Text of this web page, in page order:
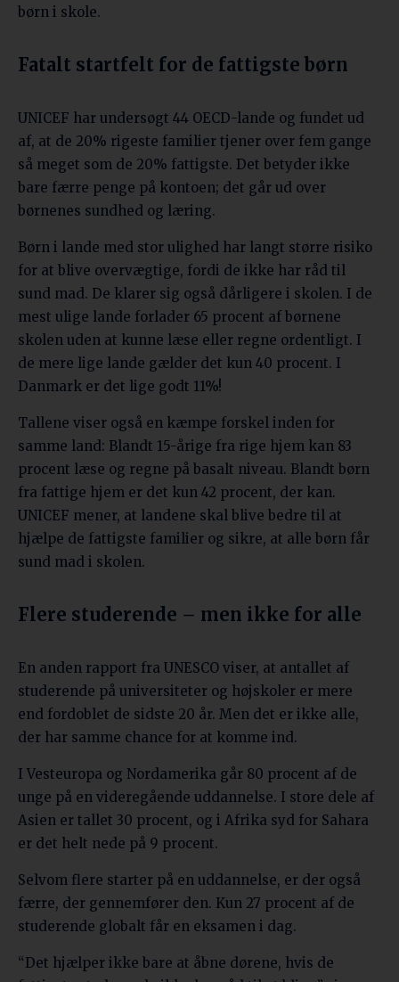
børn i skole.
Fatalt startfelt for de fattigste børn
UNICEF har undersøgt 44 OECD-lande og fundet ud
af, at de 20% rigeste familier tjener over fem gange
så meget som de 20% fattigste. Det betyder ikke
bare færre penge på kontoen; det går ud over
børnenes sundhed og læring.
Børn i lande med stor ulighed har langt større risiko
for at blive overvægtige, fordi de ikke har råd til
sund mad. De klarer sig også dårligere i skolen. I de
mest ulige lande forlader 65 procent af børnene
skolen uden at kunne læse eller regne ordentligt. I
de mere lige lande gælder det kun 40 procent. I
Danmark er det lige godt 11%!
Tallene viser også en kæmpe forskel inden for
samme land: Blandt 15-årige fra rige hjem kan 83
procent læse og regne på basalt niveau. Blandt børn
fra fattige hjem er det kun 42 procent, der kan.
UNICEF mener, at landene skal blive bedre til at
hjælpe de fattigste familier og sikre, at alle børn får
sund mad i skolen.
Flere studerende – men ikke for alle
En anden rapport fra UNESCO viser, at antallet af
studerende på universiteter og højskoler er mere
end fordoblet de sidste 20 år. Men det er ikke alle,
der har samme chance for at komme ind.
I Vesteuropa og Nordamerika går 80 procent af de
unge på en videregående uddannelse. I store dele af
Asien er tallet 30 procent, og i Afrika syd for Sahara
er det helt nede på 9 procent.
Selvom flere starter på en uddannelse, er der også
færre, der gennemfører den. Kun 27 procent af de
studerende globalt får en eksamen i dag.
“Det hjælper ikke bare at åbne dørene, hvis de